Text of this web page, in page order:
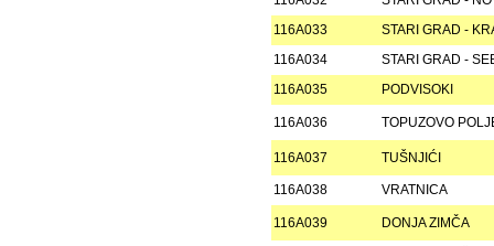
116A033
STARI GRAD -
116A034
STARI GRAD -
116A035
PODVISOKI
116A036 TOPUZOVO
116A037 TUŠNJIĆI
116A038 VRATNICA
116A039 DONJA ZIMČA